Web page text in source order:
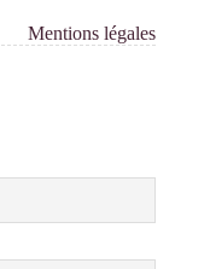
Mentions légales